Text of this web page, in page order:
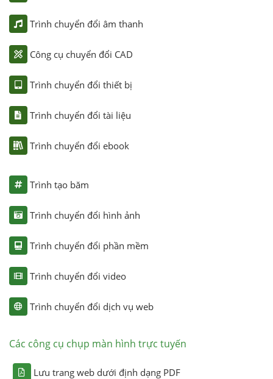
Trình chuyển đổi âm thanh
Công cụ chuyển đổi CAD
Trình chuyển đổi thiết bị
Trình chuyển đổi tài liệu
Trình chuyển đổi ebook
Trình tạo băm
Trình chuyển đổi hình ảnh
Trình chuyển đổi phần mềm
Trình chuyển đổi video
Trình chuyển đổi dịch vụ web
Các công cụ chụp màn hình trực tuyến
Lưu trang web dưới định dạng PDF